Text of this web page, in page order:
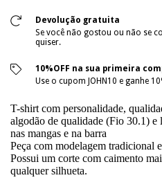
Devolução gratuita
Se você não gostou ou não se
quiser.
10%OFF na sua primeira
Use o cupom JOHN10 e ganhe
T-shirt com personalidade,
algodão de qualidade (Fio 30.1) e
nas mangas e na barra
Peça com modelagem tradicional
Possui um corte com caimento
qualquer silhueta.